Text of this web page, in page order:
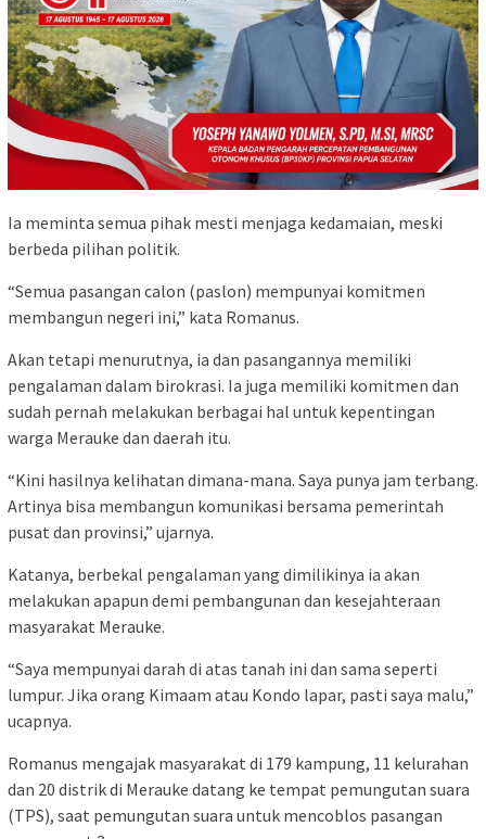
Ia meminta semua pihak mesti menjaga kedamaian, meski
berbeda pilihan politik.
“Semua pasangan calon (paslon) mempunyai komitmen
membangun negeri ini,” kata Romanus.
Akan tetapi menurutnya, ia dan pasangannya memiliki
pengalaman dalam birokrasi. Ia juga memiliki komitmen dan
sudah pernah melakukan berbagai hal untuk kepentingan
warga Merauke dan daerah itu.
“Kini hasilnya kelihatan dimana-mana. Saya punya jam terbang.
Artinya bisa membangun komunikasi bersama pemerintah
pusat dan provinsi,” ujarnya.
Katanya, berbekal pengalaman yang dimilikinya ia akan
melakukan apapun demi pembangunan dan kesejahteraan
masyarakat Merauke.
“Saya mempunyai darah di atas tanah ini dan sama seperti
lumpur. Jika orang Kimaam atau Kondo lapar, pasti saya malu,”
ucapnya.
Romanus mengajak masyarakat di 179 kampung, 11 kelurahan
dan 20 distrik di Merauke datang ke tempat pemungutan suara
(TPS), saat pemungutan suara untuk mencoblos pasangan